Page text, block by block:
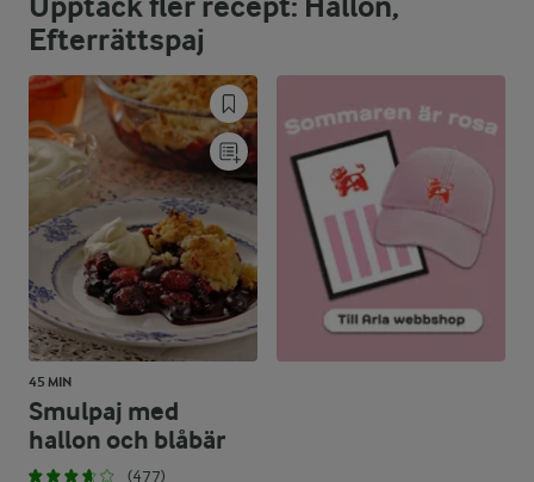
Fett:
64,8 %
26,1 g
Kolhydrater:
32 %
28,1 g
Efterrättspaj
45 MIN
Smulpaj med
hallon och blåbär
(477)